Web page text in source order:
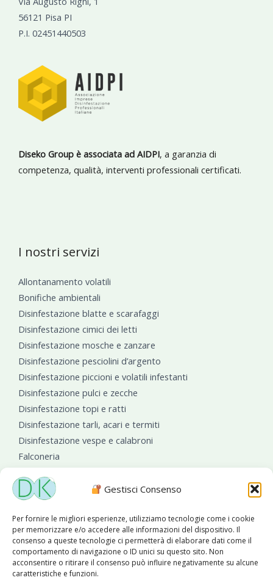
Gestisci Consenso
Per fornire le migliori esperienze, utilizziamo tecnologie come i cookie
per memorizzare e/o accedere alle informazioni del dispositivo. Il
consenso a queste tecnologie ci permetterà di elaborare dati come il
comportamento di navigazione o ID unici su questo sito. Non
acconsentire o ritirare il consenso può influire negativamente su alcune
caratteristiche e funzioni.
56121 Pisa PI
P.I. 02451440503
Diseko Group è associata ad AIDPI, a garanzia di
competenza, qualità, interventi professionali certificati.
I nostri servizi
Allontanamento volatili
Bonifiche ambientali
Disinfestazione blatte e scarafaggi
Disinfestazione cimici dei letti
Disinfestazione mosche e zanzare
Disinfestazione pesciolini d’argento
Disinfestazione piccioni e volatili infestanti
Disinfestazione pulci e zecche
Disinfestazione topi e ratti
Disinfestazione tarli, acari e termiti
Disinfestazione vespe e calabroni
Falconeria
Sanificazioni ambientali